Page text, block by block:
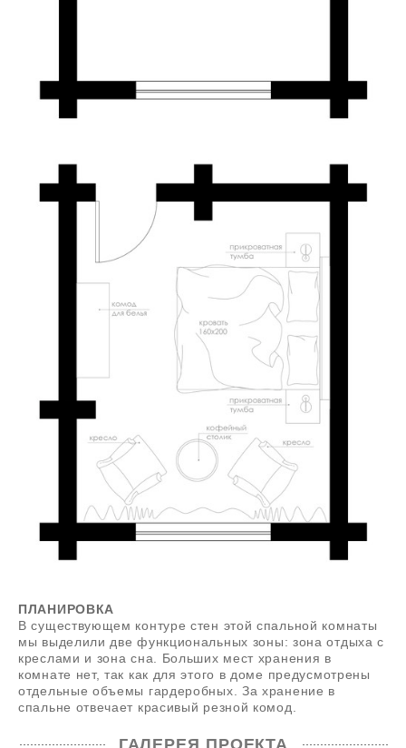
ПЛАНИРОВКА
В существующем контуре стен этой спальной комнаты
мы выделили две функциональных зоны: зона отдыха с
креслами и зона сна. Больших мест хранения в
комнате нет, так как для этого в доме предусмотрены
отдельные объемы гардеробных. За хранение в
спальне отвечает красивый резной комод.
ГАЛЕРЕЯ ПРОЕКТА